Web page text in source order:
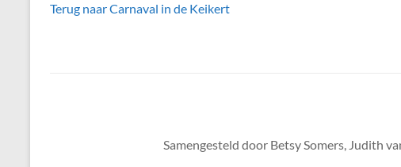
Terug naar Carnaval in de Keikert
Samengesteld door Betsy Somers, Judith